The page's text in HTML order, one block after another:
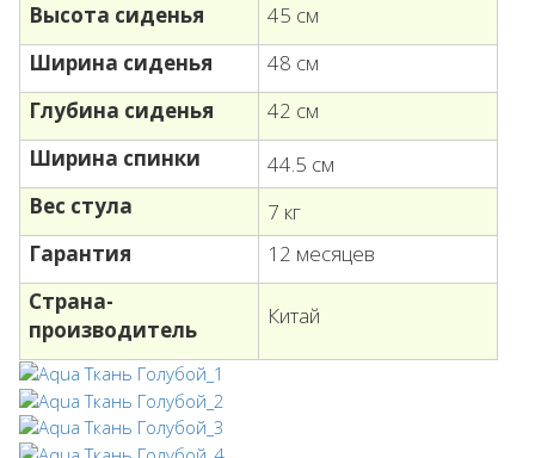
Высота сиденья
45 см
Ширина сиденья
48 см
Глубина сиденья
42 см
Ширина спинки
44.5 см
Вес стула
7 кг
Гарантия
12 месяцев
Страна-
производитель
Китай